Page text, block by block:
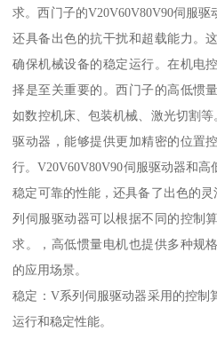
求。西门子的V20V60V80V90伺服驱
还具备出色的抗干扰和超载能力。
确保机械设备的稳定运行。在机电
择是至关重要的。西门子的高低惯
如数控机床、包装机械、激光切割
驱动器，能够提供更加精密的位置
行。V20V60V80V90伺服驱动器和
稳定可靠的性能，还具备了出色的
列伺服驱动器可以根据不同的控制
求。，高低惯量电机也提供多种规
的应用场景。
稳定：V系列伺服驱动器采用的控制
运行和稳定性能。